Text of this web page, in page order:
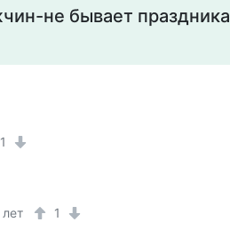
не бывает праздника
1
1